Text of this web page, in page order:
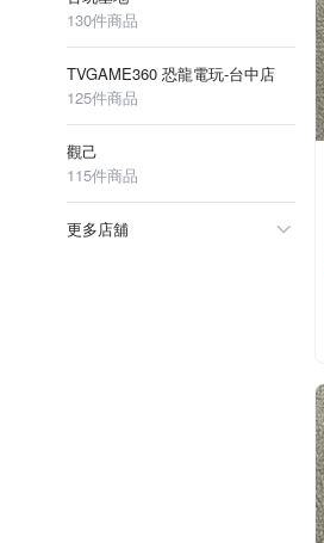
130件商品
TVGAME360 恐龍電玩-台中店
125件商品
觀己
115件商品
更多店舖